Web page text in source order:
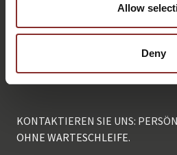
Allow
Deny
KONTAKTIEREN SIE UNS:
OHNE WARTESCHLEIFE.